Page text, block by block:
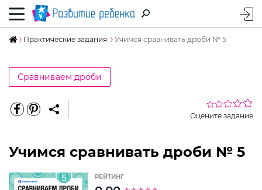
Практические задания Учимся сравнивать дроби № 5
Сравниваем дроби
Оцените задание
Учимся сравнивать дроби № 5
РЕЙТИНГ